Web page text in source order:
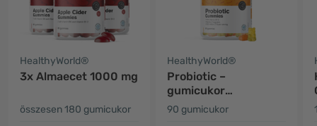
HealthyWorld®
3x Almaecet 1000 mg
összesen 180 gumicukor
HealthyWorld®
Probiotic –
gumicukor
mikrobiológiai
tenyészetekkel
90 gumicukor